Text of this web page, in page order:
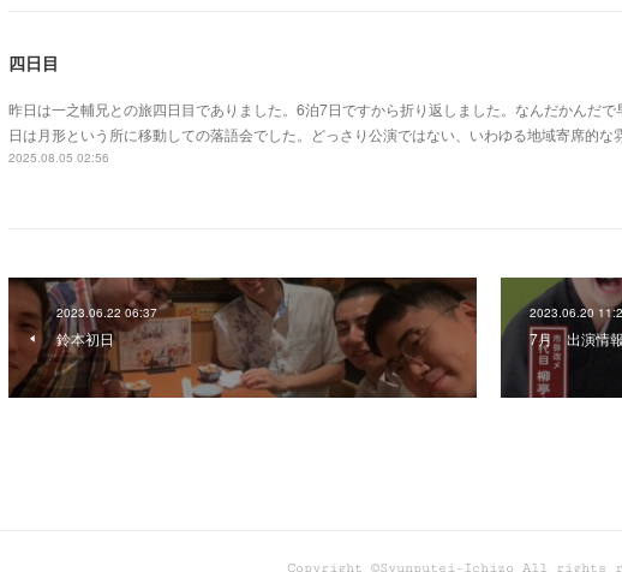
四日目
昨日は一之輔兄との旅四日目でありました。6泊7日ですから折り返しました。なんだかんだ
日は月形という所に移動しての落語会でした。どっさり公演ではない、いわゆる地域寄席的な
2025.08.05 02:56
2023.06.22 06:37
鈴本初日
2023.06.20
7月 出演情報
Copyright ©Syunputei-Ichizo All rights